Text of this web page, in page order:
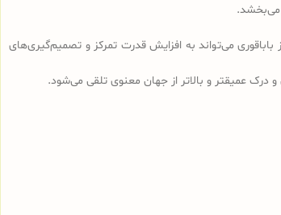
می‌بخشد.
می‌تواند به افزایش قدرت تمرکز و تصمیم‌گیری‌های
درک عمیقتر و بالاتر از جهان معنوی تلقی می‌شود.